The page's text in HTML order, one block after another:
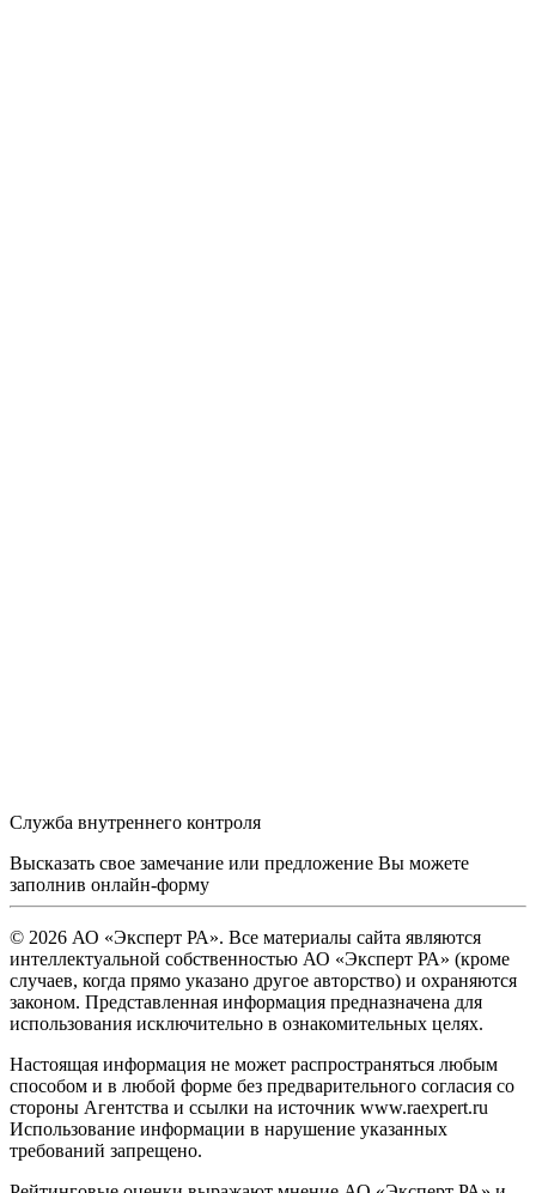
Служба внутреннего контроля
Высказать свое замечание или предложение Вы можете
заполнив онлайн-форму
© 2026 АО «Эксперт РА». Все материалы сайта являются
интеллектуальной собственностью АО «Эксперт РА» (кроме
случаев, когда прямо указано другое авторство) и охраняются
законом. Представленная информация предназначена для
использования исключительно в ознакомительных целях.
Настоящая информация не может распространяться любым
способом и в любой форме без предварительного согласия со
стороны Агентства и ссылки на источник www.raexpert.ru
Использование информации в нарушение указанных
требований запрещено.